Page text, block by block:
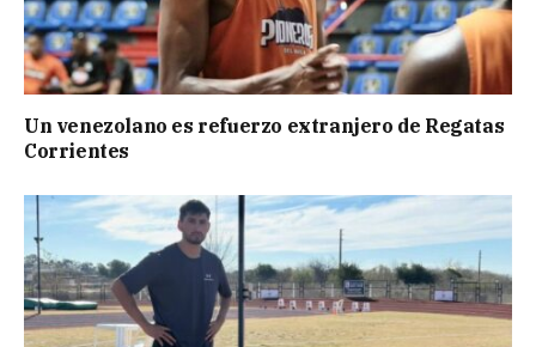
Un venezolano es refuerzo extranjero de Regatas
Corrientes